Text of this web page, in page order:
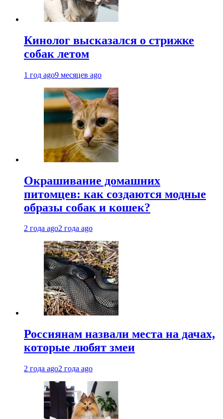
Кинолог высказался о стрижке
собак летом
1 год ago9 месяцев ago
Окрашивание домашних
питомцев: как создаются модные
образы собак и кошек?
2 года ago2 года ago
Россиянам назвали места на дачах,
которые любят змеи
2 года ago2 года ago